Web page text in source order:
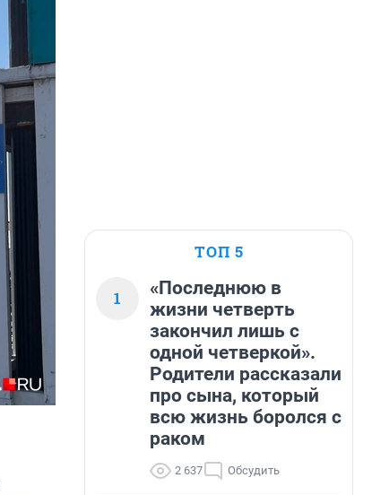
ТОП 5
1
«Последнюю в
жизни четверть
закончил лишь с
одной четверкой».
Родители рассказали
про сына, который
всю жизнь боролся с
раком
2 637 Обсудить